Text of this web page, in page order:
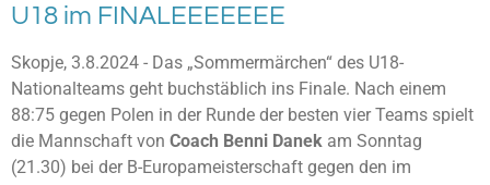
U18 im FINALEEEEEEE
Skopje, 3.8.2024 - Das „Sommermärchen“ des U18-
Nationalteams geht buchstäblich ins Finale. Nach einem
88:75 gegen Polen in der Runde der besten vier Teams spielt
die Mannschaft von Coach Benni Danek am Sonntag
(21.30) bei der B-Europameisterschaft gegen den im